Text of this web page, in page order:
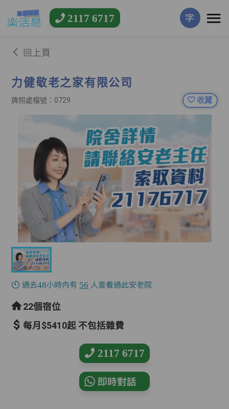
2117 6717 字
回上頁
力健敬老之家有限公司
牌照處檔號：0729 收藏
過去48小時內有 56 人查看過此安老院
22個宿位
每月$5410起 不包括雜費
2117 6717
即時對話